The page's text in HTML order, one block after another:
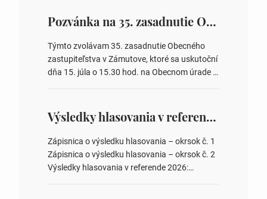
Pozvánka na 35. zasadnutie OZ v Zámutove
Týmto zvolávam 35. zasadnutie Obecného
zastupiteľstva v Zámutove, ktoré sa uskutoční
dňa 15. júla o 15.30 hod. na Obecnom úrade v
overovateľov zápisnice 3. Určenie volebných
obvodov pre voľby poslancov obecných
zastupiteľstiev, počtu poslancov obecných
zastupiteľstiev v nich 4. Schválenie odpredaja
obecného pozemku –…
Výsledky hlasovania v referende 2026
Zápisnica o výsledku hlasovania – okrsok č. 1
Zápisnica o výsledku hlasovania – okrsok č. 2
Výsledky hlasovania v referende 2026: